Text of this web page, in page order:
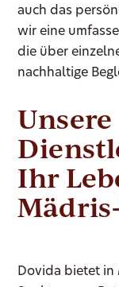
auch das
wir eine
die über
nachhaltige
Unsere
Ihr
Dovida bietet in